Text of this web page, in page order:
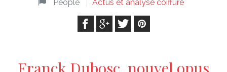
People Actus et analyse coiffure